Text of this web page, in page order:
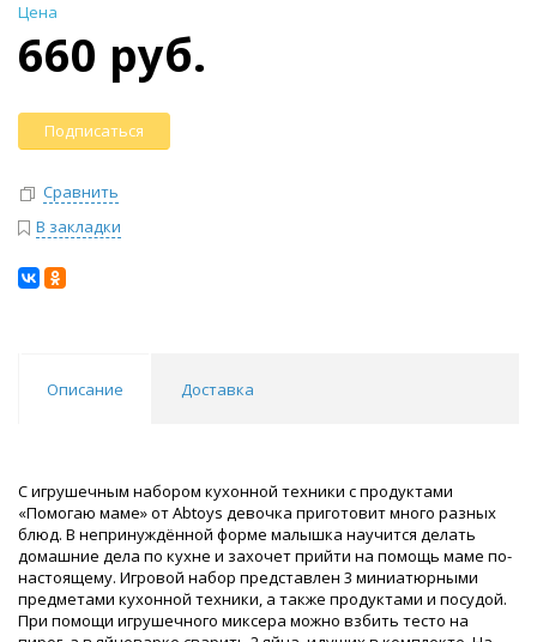
Цена
660 руб.
Подписаться
Сравнить
В закладки
Описание Доставка
С игрушечным набором кухонной техники с продуктами
«Помогаю маме» от Abtoys девочка приготовит много разных
блюд. В непринуждённой форме малышка научится делать
домашние дела по кухне и захочет прийти на помощь маме по-
настоящему. Игровой набор представлен 3 миниатюрными
предметами кухонной техники, а также продуктами и посудой.
При помощи игрушечного миксера можно взбить тесто на